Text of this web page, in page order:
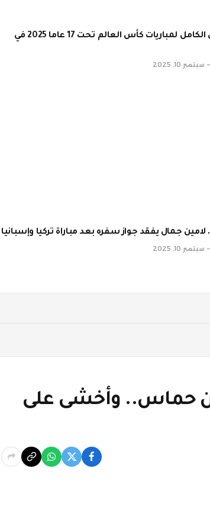
الجدول الكامل لمباريات كأس العالم تحت 17 عاما 2025 في
سبتمبر 10, 2025
جمال يفقد جواز سفره بعد مباراة تركيا وإسبانيا
سبتمبر 10, 2025
حماس.. وأخشى على